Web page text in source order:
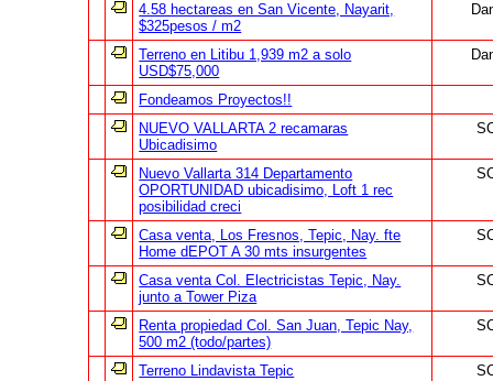
4.58 hectareas en San Vicente, Nayarit,
$325pesos / m2
Terreno en Litibu 1,939 m2 a solo
USD$75,000
Fondeamos Proyectos!!
NUEVO VALLARTA 2 recamaras
Ubicadisimo
Nuevo Vallarta 314 Departamento
OPORTUNIDAD ubicadisimo, Loft 1 rec
posibilidad creci
Casa venta, Los Fresnos, Tepic, Nay. fte
Home dEPOT A 30 mts insurgentes
Casa venta Col. Electricistas Tepic, Nay.
junto a Tower Piza
Renta propiedad Col. San Juan, Tepic Nay,
500 m2 (todo/partes)
Terreno Lindavista Tepic